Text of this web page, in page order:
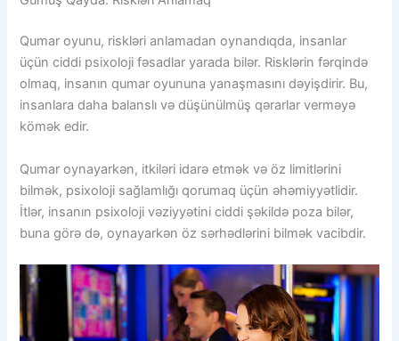
Qumar oyunu, riskləri anlamadan oynandıqda, insanlar
üçün ciddi psixoloji fəsadlar yarada bilər. Risklərin fərqində
olmaq, insanın qumar oyununa yanaşmasını dəyişdirir. Bu,
insanlara daha balanslı və düşünülmüş qərarlar verməyə
kömək edir.
Qumar oynayarkən, itkiləri idarə etmək və öz limitlərini
bilmək, psixoloji sağlamlığı qorumaq üçün əhəmiyyətlidir.
İtlər, insanın psixoloji vəziyyətini ciddi şəkildə poza bilər,
buna görə də, oynayarkən öz sərhədlərini bilmək vacibdir.